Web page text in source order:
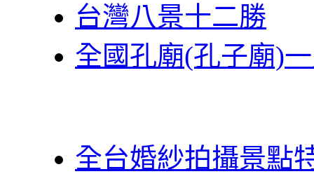
台灣八景十二勝
全國孔廟(孔子廟)
全台婚紗拍攝景點